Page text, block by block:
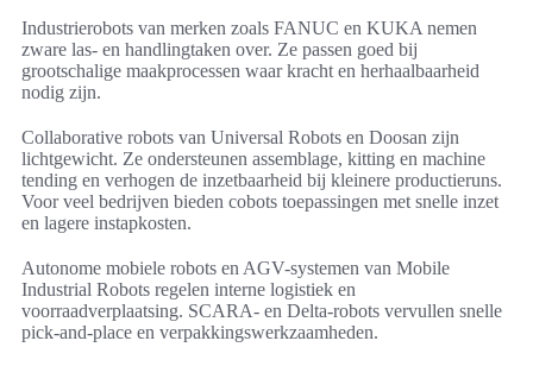
Industrierobots van merken zoals FANUC en KUKA nemen
zware las- en handlingtaken over. Ze passen goed bij
grootschalige maakprocessen waar kracht en herhaalbaarheid
nodig zijn.
Collaborative robots van Universal Robots en Doosan zijn
lichtgewicht. Ze ondersteunen assemblage, kitting en machine
tending en verhogen de inzetbaarheid bij kleinere productieruns.
Voor veel bedrijven bieden cobots toepassingen met snelle inzet
en lagere instapkosten.
Autonome mobiele robots en AGV-systemen van Mobile
Industrial Robots regelen interne logistiek en
voorraadverplaatsing. SCARA- en Delta-robots vervullen snelle
pick-and-place en verpakkingswerkzaamheden.